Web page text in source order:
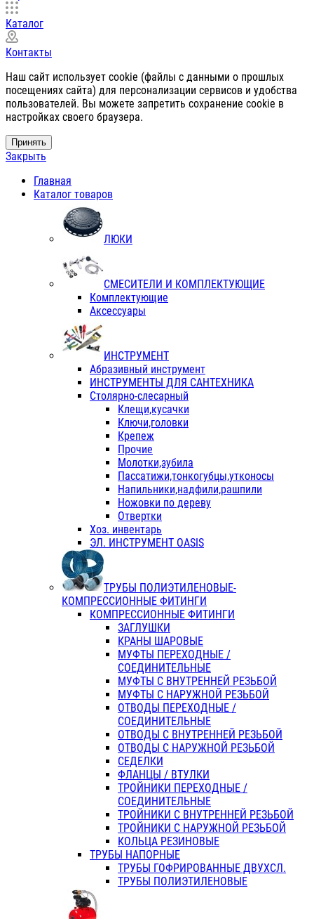
Каталог
Контакты
Наш сайт использует cookie (файлы с данными о прошлых
посещениях сайта) для персонализации сервисов и удобства
пользователей. Вы можете запретить сохранение cookie в
настройках своего браузера.
Принять
Закрыть
Главная
Каталог товаров
ЛЮКИ
СМЕСИТЕЛИ И КОМПЛЕКТУЮЩИЕ
Комплектующие
Аксессуары
ИНСТРУМЕНТ
Абразивный инструмент
ИНСТРУМЕНТЫ ДЛЯ САНТЕХНИКА
Столярно-слесарный
Клещи,кусачки
Ключи,головки
Крепеж
Прочие
Молотки,зубила
Пассатижи,тонкогубцы,утконосы
Напильники,надфили,рашпили
Ножовки по дереву
Отвертки
Хоз. инвентарь
ЭЛ. ИНСТРУМЕНТ OASIS
ТРУБЫ ПОЛИЭТИЛЕНОВЫЕ-
КОМПРЕССИОННЫЕ ФИТИНГИ
КОМПРЕССИОННЫЕ ФИТИНГИ
ЗАГЛУШКИ
КРАНЫ ШАРОВЫЕ
МУФТЫ ПЕРЕХОДНЫЕ /
СОЕДИНИТЕЛЬНЫЕ
МУФТЫ С ВНУТРЕННЕЙ РЕЗЬБОЙ
МУФТЫ С НАРУЖНОЙ РЕЗЬБОЙ
ОТВОДЫ ПЕРЕХОДНЫЕ /
СОЕДИНИТЕЛЬНЫЕ
ОТВОДЫ С ВНУТРЕННЕЙ РЕЗЬБОЙ
ОТВОДЫ С НАРУЖНОЙ РЕЗЬБОЙ
СЕДЕЛКИ
ФЛАНЦЫ / ВТУЛКИ
ТРОЙНИКИ ПЕРЕХОДНЫЕ /
СОЕДИНИТЕЛЬНЫЕ
ТРОЙНИКИ С ВНУТРЕННЕЙ РЕЗЬБОЙ
ТРОЙНИКИ С НАРУЖНОЙ РЕЗЬБОЙ
КОЛЬЦА РЕЗИНОВЫЕ
ТРУБЫ НАПОРНЫЕ
ТРУБЫ ГОФРИРОВАННЫЕ ДВУХСЛ.
ТРУБЫ ПОЛИЭТИЛЕНОВЫЕ